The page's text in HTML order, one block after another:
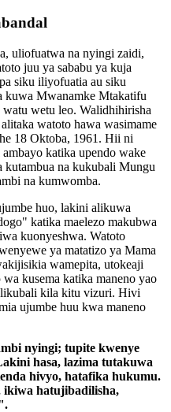
uliofuatwa na nyingi zaidi,
juu ya sababu ya kuja
siku iliyofuatia au siku
kuwa Mwanamke Mtakatifu
wetu leo. Walidhihirisha
watoto hawa wasimame
18 Oktoba, 1961. Hii ni
katika upendo wake
kutambua na kukubali Mungu
na kumwomba.
huo, lakini alikuwa
katika maelezo makubwa
kuonyeshwa. Watoto
ya matatizo ya Mama
wamepita, utokeaji
kusema katika maneno yao
kila kitu vizuri. Hivi
ujumbe huu kwa maneno
nyingi; tupite kwenye
hasa, lazima tutakuwa
hivyo, hatafika hukumu.
ikiwa hatujibadilisha,